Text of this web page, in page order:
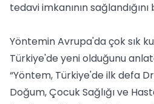
tedavi imkanının sağlandığını
Yöntemin Avrupa'da çok sık
Türkiye'de yeni olduğunu
“Yöntem, Türkiye'de ilk defa
Doğum, Çocuk Sağlığı ve